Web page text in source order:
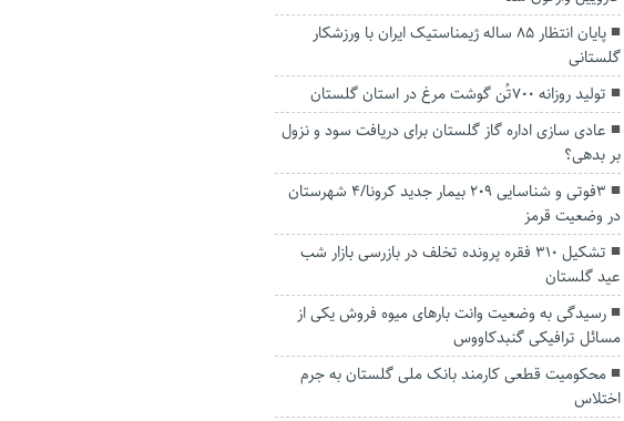
پایان انتظار ۸۵ ساله ژیمناستیک ایران با ورزشکار
گلستانی
تولید روزانه ۷۰۰تُن گوشت مرغ در استان گلستان
عادی سازی اداره گاز گلستان برای دریافت سود و نزول
بر بدهی؟
۳فوتی و شناسایی ۲۰۹ بیمار جدید کرونا/۴ شهرستان
در وضعیت قرمز
تشکیل ۳۱۰ فقره پرونده تخلف در بازرسی‌ بازار شب
عید گلستان
رسیدگی به وضعیت وانت بارهای میوه فروش یکی از
مسائل ترافیکی گنبدکاووس
محکومیت قطعی کارمند بانک ملی گلستان به جرم
اختلاس